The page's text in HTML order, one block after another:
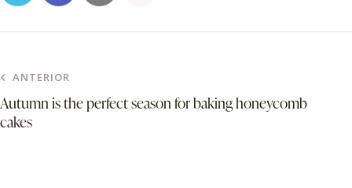
ANTERIOR
Autumn is the perfect season for baking honeycomb
cakes